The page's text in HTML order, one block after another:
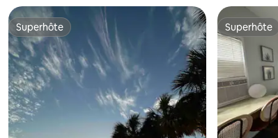
Superhôte
Superhôte Superhôte
Superhôte